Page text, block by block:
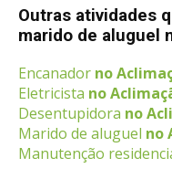
Outras atividades
marido de aluguel
Encanador no
Eletricista no
Desentupidora no
Marido de aluguel no
Manutenção